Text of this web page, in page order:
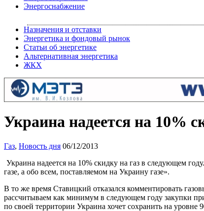
Энергоснабжение
Назначения и отставки
Энергетика и фондовый рынок
Статьи об энергетике
Альтернативная энергетика
ЖКХ
Украина надеется на 10%
Газ, Новость дня 06/12/2013
Украина надеется на 10% скидку на газ в следующем
газе, а обо всем, поставляемом на Украину газе».
В то же время Ставицкий отказался комментировать
рассчитываем как минимум в следующем году закупки
по своей территории Украина хочет сохранить на уровне